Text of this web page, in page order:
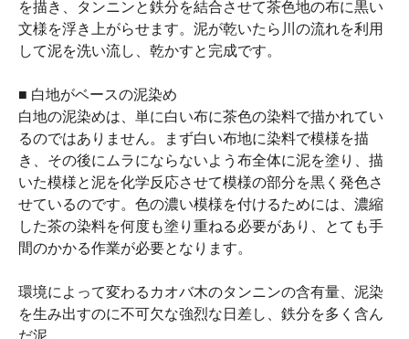
を描き、タンニンと鉄分を結合させて茶色地の布に黒い
文様を浮き上がらせます。泥が乾いたら川の流れを利用
して泥を洗い流し、乾かすと完成です。
■ 白地がベースの泥染め
白地の泥染めは、単に白い布に茶色の染料で描かれてい
るのではありません。まず白い布地に染料で模様を描
き、その後にムラにならないよう布全体に泥を塗り、描
いた模様と泥を化学反応させて模様の部分を黒く発色さ
せているのです。色の濃い模様を付けるためには、濃縮
した茶の染料を何度も塗り重ねる必要があり、とても手
間のかかる作業が必要となります。
環境によって変わるカオバ木のタンニンの含有量、泥染
を生み出すのに不可欠な強烈な日差し、鉄分を多く含ん
だ泥。